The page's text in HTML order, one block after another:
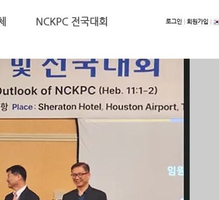
NCKPC 전국대회 로그인 회원가입